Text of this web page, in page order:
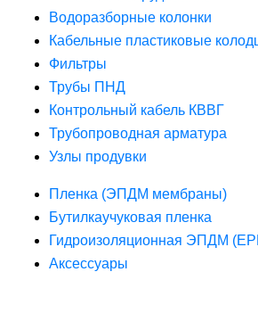
Водоразборные колонки
Кабельные пластиковые
Фильтры
Трубы ПНД
Контрольный кабель КВВГ
Трубопроводная арматура
Узлы продувки
Пленка (ЭПДМ мембраны)
Бутилкаучуковая пленка
Гидроизоляционная ЭПДМ
Аксессуары